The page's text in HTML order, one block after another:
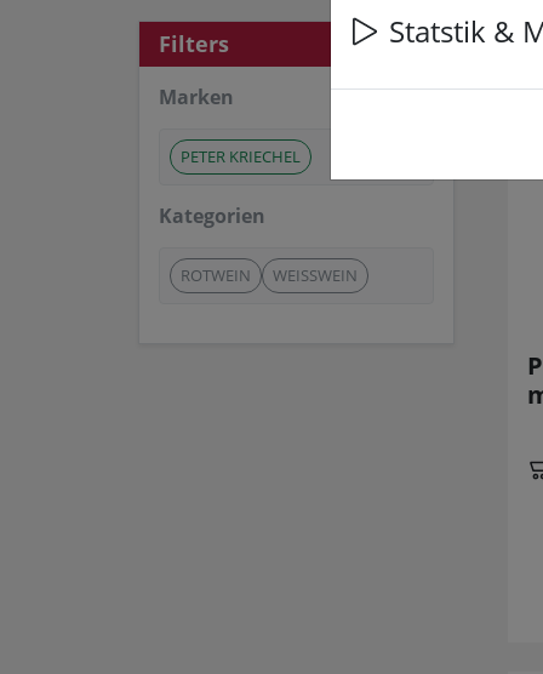
Filters
Marken
PETER KRIECHEL
Kategorien
ROTWEIN WEISSWEIN
7
Statstik &